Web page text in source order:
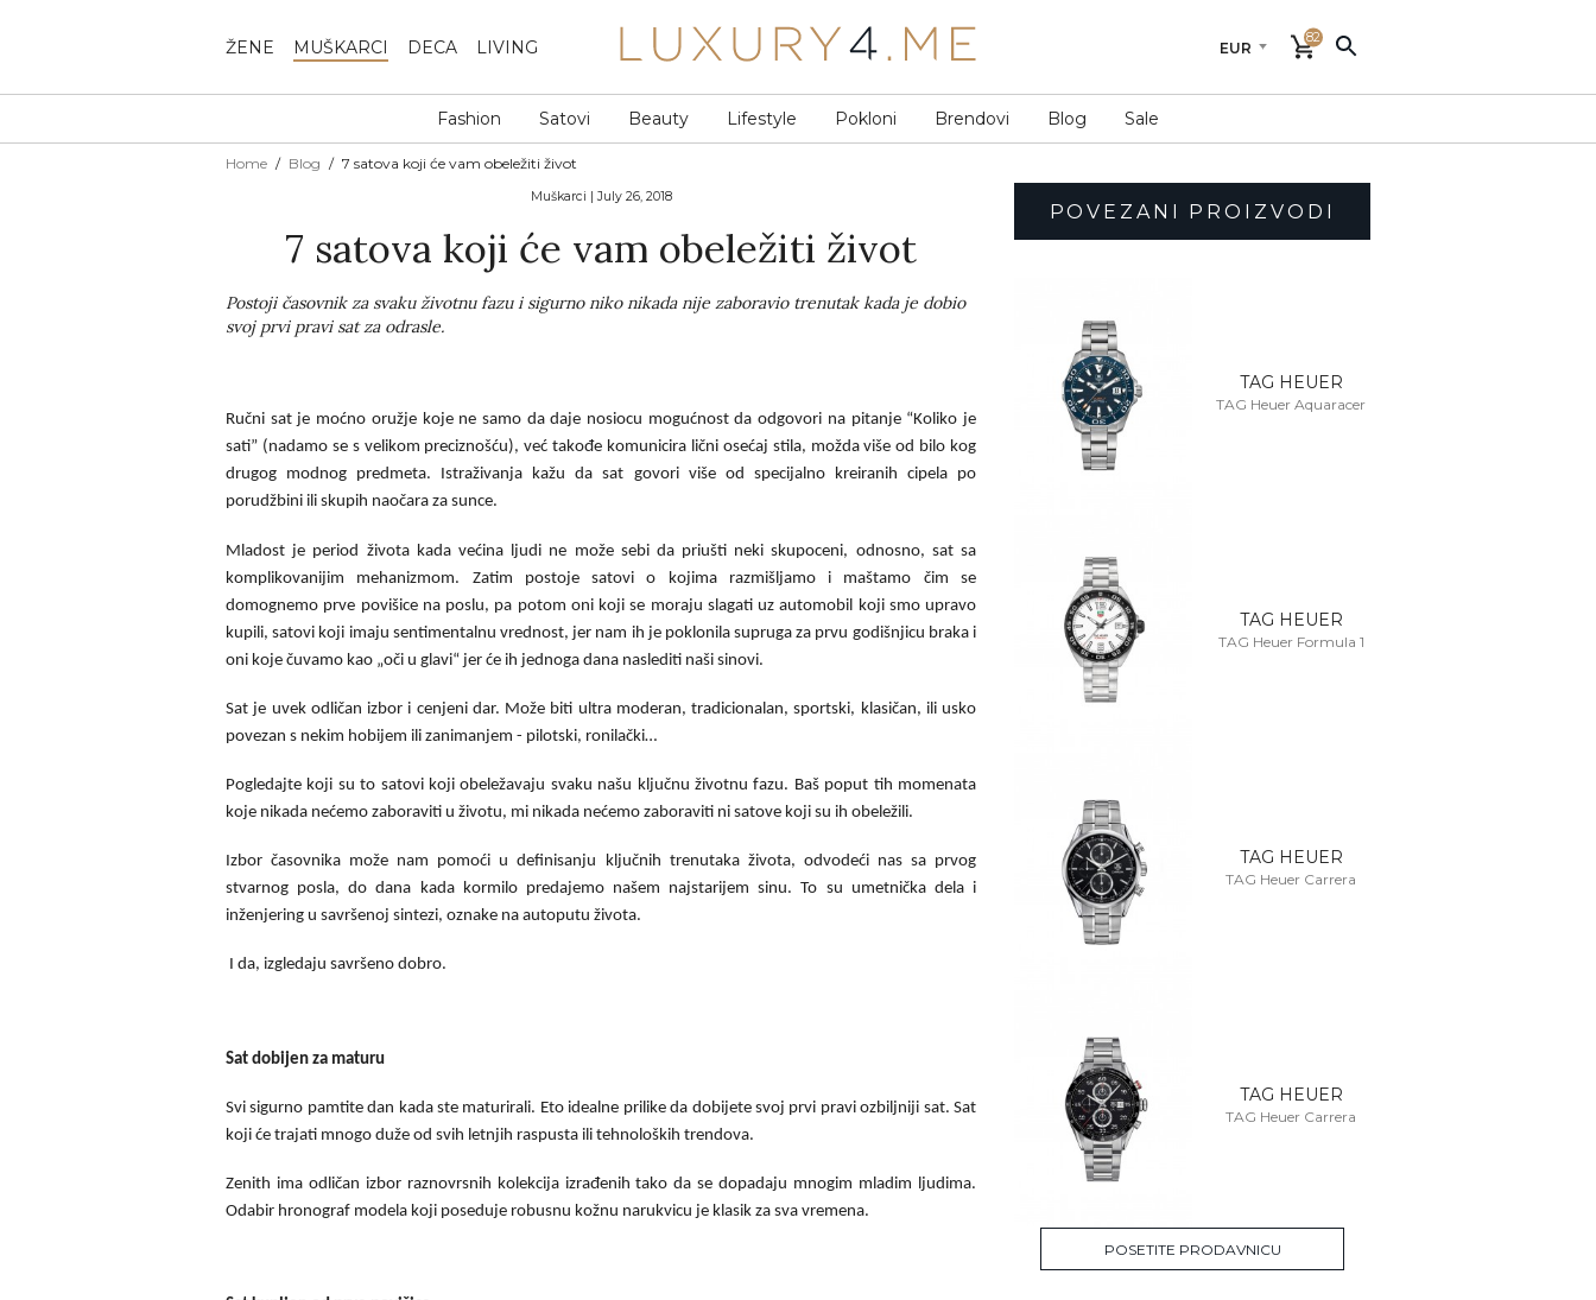
ŽENE MUŠKARCI DECA LIVING 82
Fashion Satovi Beauty Lifestyle Pokloni Brendovi Blog Sale
Home Blog 7 satova koji će vam obeležiti život
Muškarci | July 26, 2018
7 satova koji će vam obeležiti život
Postoji časovnik za svaku životnu fazu i sigurno niko nikada nije zaboravio trenutak kada je dobio
svoj prvi pravi sat za odrasle.
Ručni sat je moćno oružje koje ne samo da daje nosiocu mogućnost da odgovori na pitanje “Koliko je
sati” (nadamo se s velikom preciznošću), već takođe komunicira lični osećaj stila, možda više od bilo kog
drugog modnog predmeta. Istraživanja kažu da sat govori više od specijalno kreiranih cipela po
porudžbini ili skupih naočara za sunce.
Mladost je period života kada većina ljudi ne može sebi da priušti neki skupoceni, odnosno, sat sa
komplikovanijim mehanizmom. Zatim postoje satovi o kojima razmišljamo i maštamo čim se
domognemo prve povišice na poslu, pa potom oni koji se moraju slagati uz automobil koji smo upravo
kupili, satovi koji imaju sentimentalnu vrednost, jer nam ih je poklonila supruga za prvu godišnjicu braka i
oni koje čuvamo kao „oči u glavi“ jer će ih jednoga dana naslediti naši sinovi.
Sat je uvek odličan izbor i cenjeni dar. Može biti ultra moderan, tradicionalan, sportski, klasičan, ili usko
povezan s nekim hobijem ili zanimanjem - pilotski, ronilački…
Pogledajte koji su to satovi koji obeležavaju svaku našu ključnu životnu fazu. Baš poput tih momenata
koje nikada nećemo zaboraviti u životu, mi nikada nećemo zaboraviti ni satove koji su ih obeležili.
Izbor časovnika može nam pomoći u definisanju ključnih trenutaka života, odvodeći nas sa prvog
stvarnog posla, do dana kada kormilo predajemo našem najstarijem sinu. To su umetnička dela i
inženjering u savršenoj sintezi, oznake na autoputu života.
I da, izgledaju savršeno dobro.
Sat dobijen za maturu
Svi sigurno pamtite dan kada ste maturirali. Eto idealne prilike da dobijete svoj prvi pravi ozbiljniji sat. Sat
koji će trajati mnogo duže od svih letnjih raspusta ili tehnoloških trendova.
Zenith ima odličan izbor raznovrsnih kolekcija izrađenih tako da se dopadaju mnogim mladim ljudima.
Odabir hronograf modela koji poseduje robusnu kožnu narukvicu je klasik za sva vremena.
POVEZANI PROIZVODI
TAG HEUER
TAG Heuer Aquaracer
TAG HEUER
TAG Heuer Formula 1
TAG HEUER
TAG Heuer Carrera
TAG HEUER
TAG Heuer Carrera
POSETITE PRODAVNICU